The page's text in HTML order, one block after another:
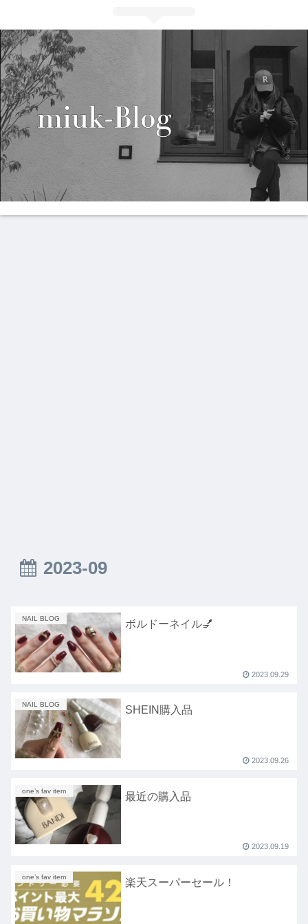
2023-09
NAIL BLOG ボルドーネイル💅
2023.09.29
NAIL BLOG SHEIN購入品
2023.09.26
one’s fav item 最近の購入品
2023.09.19
one’s fav item 楽天スーパーセール！